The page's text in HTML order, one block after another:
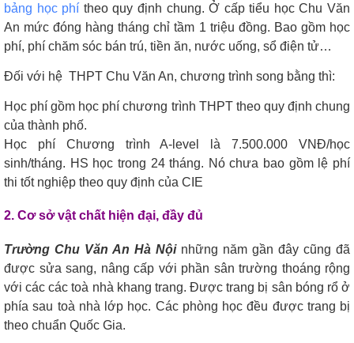
bảng học phí theo quy định chung. Ở cấp tiểu học Chu Văn
An mức đóng hàng tháng chỉ tầm 1 triệu đồng. Bao gồm học
phí, phí chăm sóc bán trú, tiền ăn, nước uống, sổ điện tử…
Đối với hệ THPT Chu Văn An, chương trình song bằng thì:
Học phí gồm học phí chương trình THPT theo quy định chung
của thành phố.
Học phí Chương trình A-level là 7.500.000 VNĐ/học
sinh/tháng. HS học trong 24 tháng. Nó chưa bao gồm lệ phí
thi tốt nghiệp theo quy định của CIE
2. Cơ sở vật chất hiện đại, đầy đủ
Trường Chu Văn An Hà Nội những năm gần đây cũng đã
được sửa sang, nâng cấp với phần sân trường thoáng rộng
với các các toà nhà khang trang. Được trang bị sân bóng rổ ở
phía sau toà nhà lớp học. Các phòng học đều được trang bị
theo chuẩn Quốc Gia.